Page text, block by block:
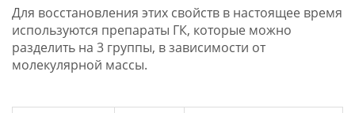
Для восстановления этих свойств в настоящее время
используются препараты ГК, которые можно
разделить на 3 группы, в зависимости от
молекулярной массы.